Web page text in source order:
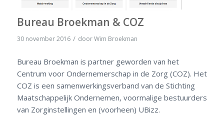
Bureau Broekman & COZ
30 november 2016 / doorWim Broekman
Bureau Broekman is partner geworden van het
Centrum voor Ondernemerschap in de Zorg (COZ). Het
COZ is een samenwerkingsverband van de Stichting
Maatschappelijk Ondernemen, voormalige bestuurders
van Zorginstellingen en (voorheen) UBizz.